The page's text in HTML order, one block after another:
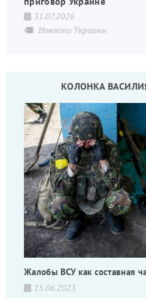
31.07.2026
Новости Украины
КОЛОНКА
Жалобы ВСУ как составная
15.06.2023